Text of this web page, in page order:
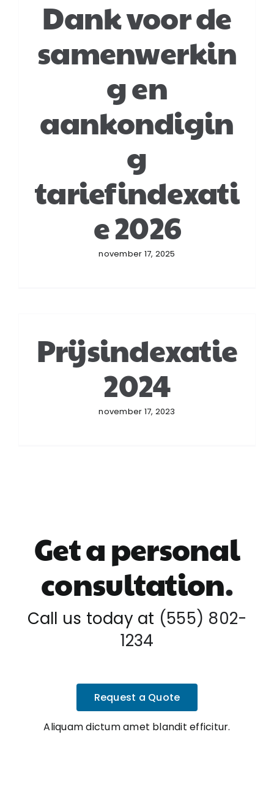
Klachtenregeling
Contact
Dank voor de
samenwerkin
g en
aankondigin
g
tariefindexati
e 2026
november 17, 2025
Prijsindexatie
2024
november 17, 2023
Get a personal
consultation.
Call us today at (555) 802-
1234
Request a Quote
Aliquam dictum amet blandit efficitur.